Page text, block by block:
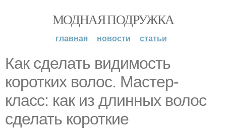
МОДНАЯ ПОДРУЖКА
главная новости статьи
Как сделать видимость
коротких волос. Мастер-
класс: как из длинных волос
сделать короткие